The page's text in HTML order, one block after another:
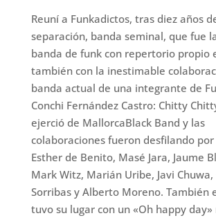
Reuní a Funkadictos, tras diez años
separación, banda seminal, que fue
banda de funk con repertorio propio
también con la inestimable
banda actual de una integrante de
Conchi Fernández Castro: Chitty
ejerció de MallorcaBlack Band y las
colaboraciones fueron desfilando
Esther de Benito, Masé Jara, Jaume
Mark Witz, Marián Uribe, Javi
Sorribas y Alberto Moreno. También
tuvo su lugar con un «Oh happy day»